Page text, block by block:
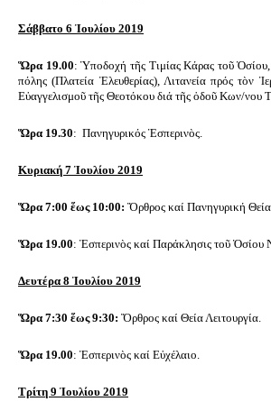
Σάββατο 6 Ἰουλίου 2019
Ὥρα 19.00: Ὑποδοχή τῆς Τιμίας Κάρας τοῦ Ὁσίου,
πόλης (Πλατεία Ἐλευθερίας), Λιτανεία πρός τὸν
Εὐαγγελισμοῦ τῆς Θεοτόκου διά τῆς ὁδοῦ Κων/νου
Ὥρα 19.30: Πανηγυρικός Ἑσπερινὸς.
Κυριακή 7 Ἰουλίου 2019
Ὥρα 7:00 ἕως 10:00: Ὄρθρος καί Πανηγυρική Θεία
Ὥρα 19.00: Ἑσπερινὸς καί Παράκλησις τοῦ Ὁσίου
Δευτέρα 8 Ἰουλίου 2019
Ὥρα 7:30 ἕως 9:30: Ὄρθρος καί Θεία Λειτουργία.
Ὥρα 19.00: Ἑσπερινὸς καί Εὐχέλαιο.
Τρίτη 9 Ἰουλίου 2019